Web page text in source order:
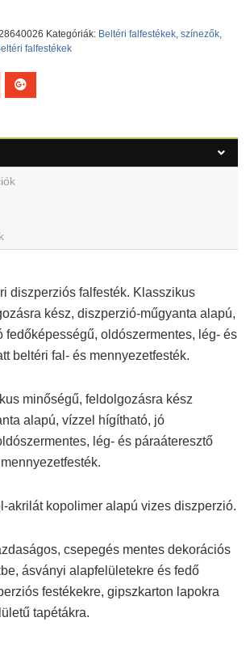
Kategóriák: Beltéri falfestékek, színezők,
falfestékek
diszperziós falfesték. Klasszikus
kész, diszperzió-műgyanta alapú,
fedőképességű, oldószermentes, lég- és
beltéri fal- és mennyezetfesték.
minőségű, feldolgozásra kész
alapú, vízzel hígítható, jó
lég- és páraáteresztő
akrilát kopolimer alapú vizes diszperzió.
csepegés mentes dekorációs
ásványi alapfelületekre és fedő
festékekre, gipszkarton lapokra
tapétákra.